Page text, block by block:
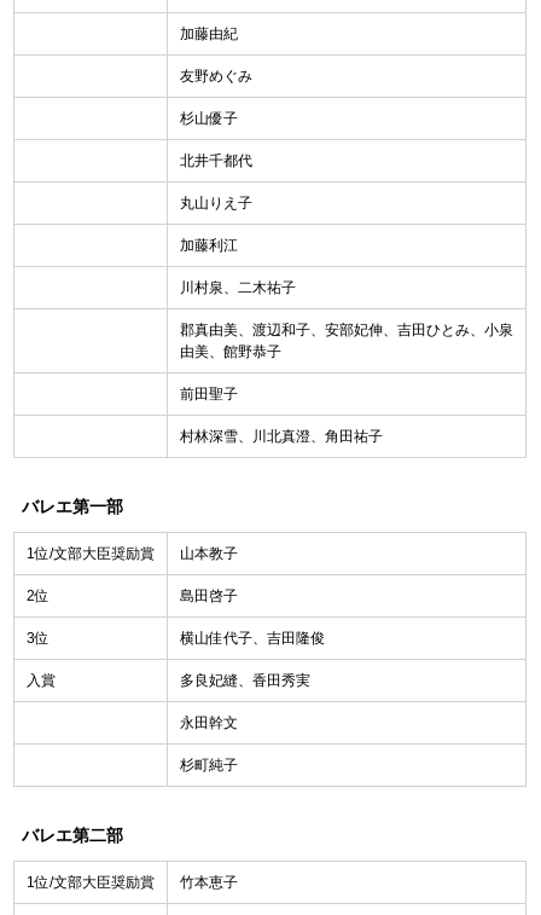
加藤由紀
友野めぐみ
杉山優子
北井千都代
丸山りえ子
加藤利江
川村泉、二木祐子
郡真由美、渡辺和子、安部妃伸、吉田ひとみ、小泉
由美、館野恭子
前田聖子
村林深雪、川北真澄、角田祐子
バレエ第一部
1位/文部大臣奨励賞 山本教子
2位 島田啓子
3位 横山佳代子、吉田隆俊
入賞 多良妃縫、香田秀実
永田幹文
杉町純子
バレエ第二部
1位/文部大臣奨励賞 竹本恵子